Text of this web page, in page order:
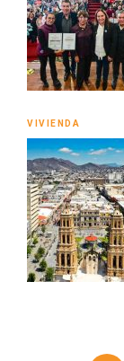
VIVIENDA